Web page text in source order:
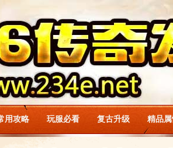
用攻略 玩服必看 复古升级 精品